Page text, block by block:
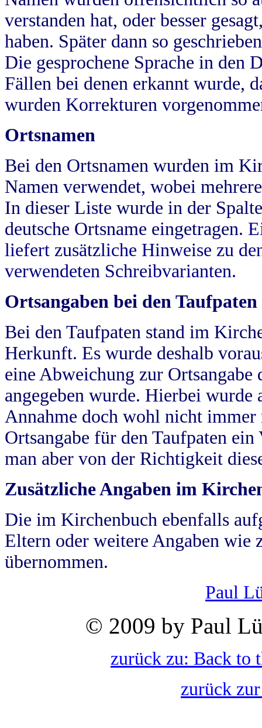
verstanden hat, oder besser
haben. Später dann so
Die gesprochene Sprache in
Fällen bei denen erkannt wurde,
wurden Korrekturen
Ortsnamen
Bei den Ortsnamen wurden im
Namen verwendet, wobei
In dieser Liste wurde in der
deutsche Ortsname eingetragen.
liefert zusätzliche Hinweise zu
verwendeten Schreibvarianten.
Ortsangaben bei den Taufpaten
Bei den Taufpaten stand im
Herkunft. Es wurde deshalb
eine Abweichung zur
angegeben wurde. Hierbei wurde
Annahme doch wohl nicht
Ortsangabe für den Taufpaten
man aber von der Richtigkeit
Zusätzliche Angaben im
Die im Kirchenbuch ebenfalls
Eltern oder weitere Angaben wie
übernommen.
Paul
© 2009 by Paul
zurück zu: Back to
zurück